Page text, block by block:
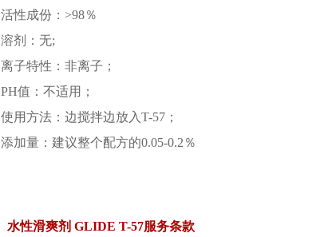
活性成份：>98％
溶剂：无;
离子特性：非离子；
PH值：不适用；
使用方法：边搅拌边放入T-57；
添加量：建议整个配方的0.05-0.2％
水性滑爽剂 GLIDE T-57服务条款